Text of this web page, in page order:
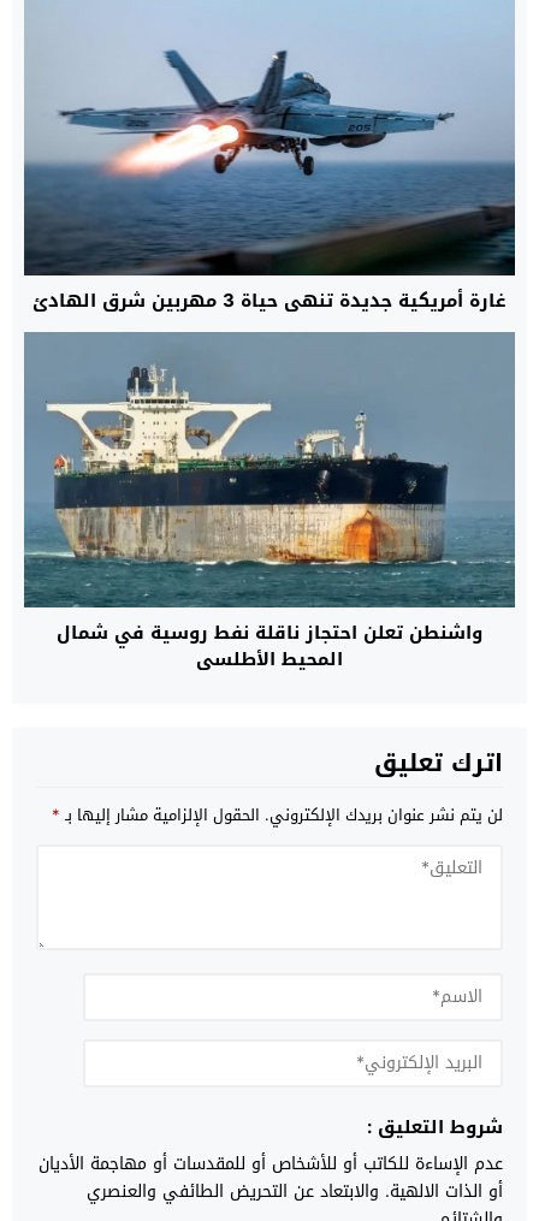
غارة أمريكية جديدة تنهي حياة 3 مهربين شرق الهادئ
واشنطن تعلن احتجاز ناقلة نفط روسية في شمال
المحيط الأطلسي
اترك تعليق
لن يتم نشر عنوان بريدك الإلكتروني. الحقول الإلزامية مشار إليها بـ*
شروط التعليق :
عدم الإساءة للكاتب أو للأشخاص أو للمقدسات أو مهاجمة الأديان
أو الذات الالهية. والابتعاد عن التحريض الطائفي والعنصري